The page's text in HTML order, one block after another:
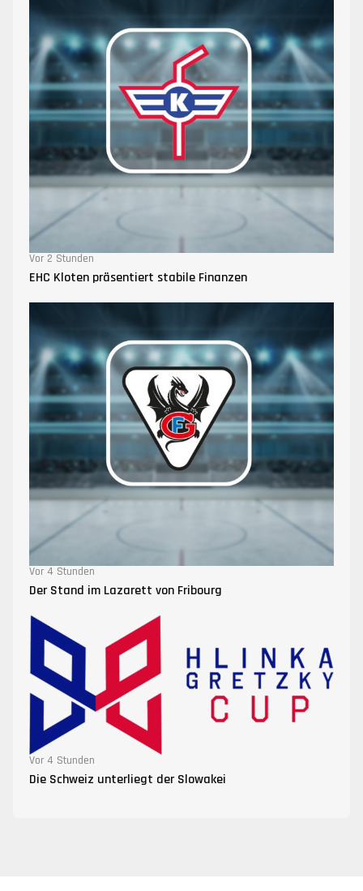
Vor 2 Stunden
EHC Kloten präsentiert stabile Finanzen
Vor 4 Stunden
Der Stand im Lazarett von Fribourg
Vor 4 Stunden
Die Schweiz unterliegt der Slowakei